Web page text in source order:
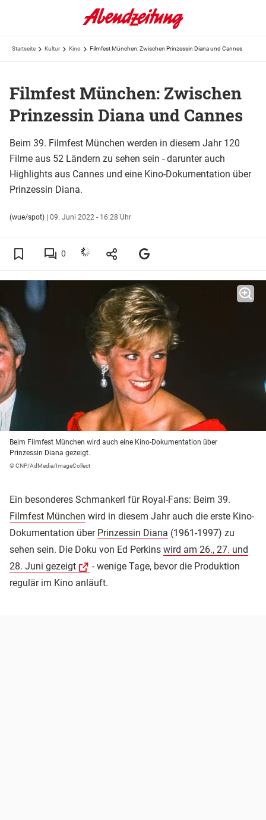
Startseite Kultur Kino Filmfest München: Zwischen Prinzessin Diana und Cannes
Filmfest München: Zwischen
Prinzessin Diana und Cannes
Beim 39. Filmfest München werden in diesem Jahr 120
Filme aus 52 Ländern zu sehen sein - darunter auch
Highlights aus Cannes und eine Kino-Dokumentation über
Prinzessin Diana.
(wue/spot) | 09. Juni 2022 - 16:28 Uhr
0
Beim Filmfest München wird auch eine Kino-Dokumentation über
Prinzessin Diana gezeigt.
© CNP/AdMedia/ImageCollect
Ein besonderes Schmankerl für Royal-Fans: Beim 39.
Filmfest München wird in diesem Jahr auch die erste Kino-
Dokumentation über Prinzessin Diana (1961-1997) zu
sehen sein. Die Doku von Ed Perkins wird am 26., 27. und
28. Juni gezeigt
- wenige Tage, bevor die Produktion
regulär im Kino anläuft.